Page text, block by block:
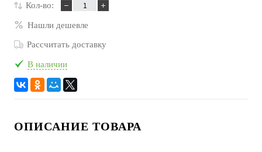
Кол-во:
Нашли дешевле
Рассчитать доставку
В наличии
ОПИСАНИЕ ТОВАРА